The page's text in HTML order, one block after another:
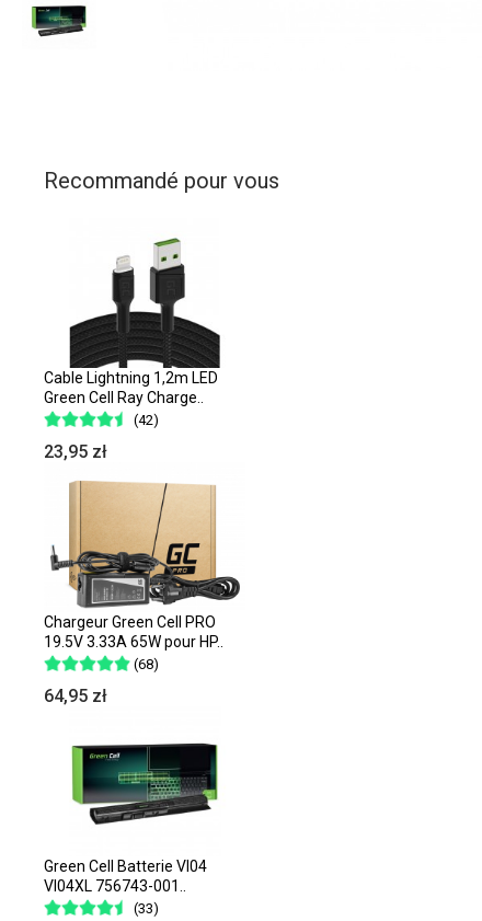
Recommandé pour vous
Cable Lightning 1,2m LED
Green Cell Ray Charge..
(42)
23,95 zł
Chargeur Green Cell PRO
19.5V 3.33A 65W pour HP..
(68)
64,95 zł
Green Cell Batterie VI04
VI04XL 756743-001..
(33)